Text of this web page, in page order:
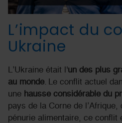
L’impact du
Ukraine
L’Ukraine était l'un des plus
au monde. Le conflit actuel
une hausse considérable du
pays de la Corne de
pénurie alimentaire, ce conflit